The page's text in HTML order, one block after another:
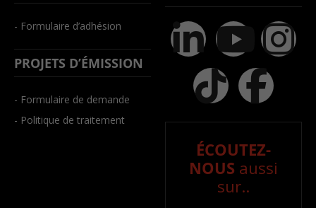
- Formulaire d’adhésion
PROJETS D’ÉMISSION
- Formulaire de demande
- Politique de traitement
ÉCOUTEZ-
NOUS aussi
sur..